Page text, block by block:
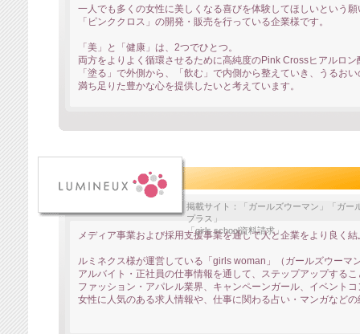
一人でも多くの女性に美しくなる喜びを体験してほしいという
「ピンククロス」の開発・販売を行っている企業様です。
「美」と「健康」は、2つでひとつ。
両方をよりよく循環させるために高純度のPink Crossヒアルロン
「塗る」で外側から、「飲む」で内側から整えていき、うるお
満ち足りた豊かな心を提供したいと考えています。
掲載サイト：「ガールズウーマン」「ガー
プラス」
「girls school資料請求」
メディア事業および採用支援事業を通して人と企業をより良く
ルミネクス様が運営している「girls woman」（ガールズウーマ
アルバイト・正社員の仕事情報を通して、ステップアップする
ファッション・アパレル業界、キャンペーンガール、イベント
女性に人気のある求人情報や、仕事に関わる占い・マンガなど